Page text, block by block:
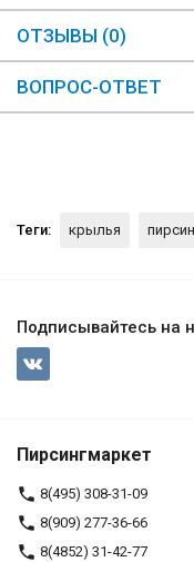
ОТЗЫВЫ (0)
ВОПРОС-ОТВЕТ
Теги: крылья
Подписывайтесь на
Пирсингмаркет
8(495) 308-31-09
8(909) 277-36-66
8(4852) 31-42-77